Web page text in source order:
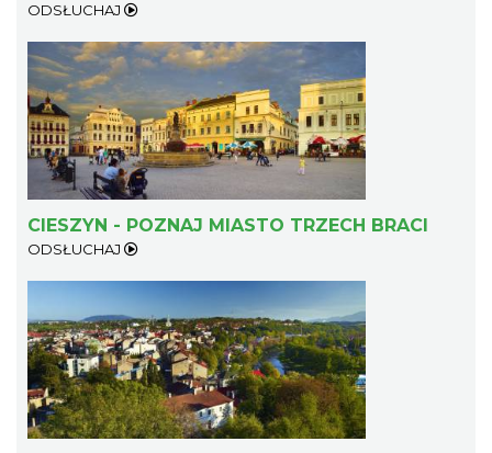
ODSŁUCHAJ
CIESZYN - POZNAJ MIASTO TRZECH BRACI
ODSŁUCHAJ